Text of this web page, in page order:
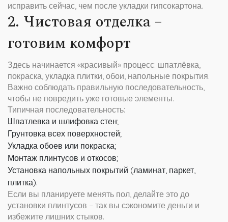
исправить сейчас, чем после укладки гипсокартона.
2. Чистовая отделка –
готовим комфорт
Здесь начинается «красивый» процесс: шпатлёвка,
покраска, укладка плитки, обои, напольные покрытия.
Важно соблюдать правильную последовательность,
чтобы не повредить уже готовые элементы.
Типичная последовательность:
Шпатлевка и шлифовка стен;
Грунтовка всех поверхностей;
Укладка обоев или покраска;
Монтаж плинтусов и откосов;
Установка напольных покрытий (ламинат, паркет,
плитка).
Если вы планируете менять пол, делайте это до
установки плинтусов – так вы сэкономите деньги и
избежите лишних стыков.